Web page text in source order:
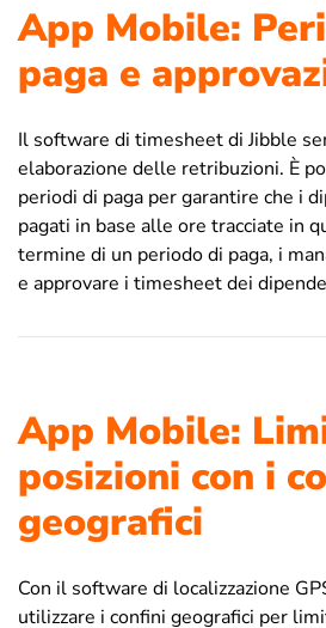
App Mobile:
paga e
Il software di timesheet di Jibble
elaborazione delle retribuzioni. È
periodi di paga per garantire che i
pagati in base alle ore tracciate in
termine di un periodo di paga, i
e approvare i timesheet dei
App Mobile:
posizioni con i
geografici
Con il software di localizzazione
utilizzare i confini geografici per